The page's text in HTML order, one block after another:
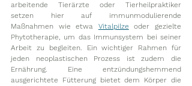
arbeitende Tierärzte oder Tierheilpraktiker
setzen hier auf immunmodulierende
Maßnahmen wie etwa Vitalpilze oder gezielte
Phytotherapie, um das Immunsystem bei seiner
Arbeit zu begleiten. Ein wichtiger Rahmen für
jeden neoplastischen Prozess ist zudem die
Ernährung. Eine entzündungshemmend
ausgerichtete Fütterung bietet dem Körper die